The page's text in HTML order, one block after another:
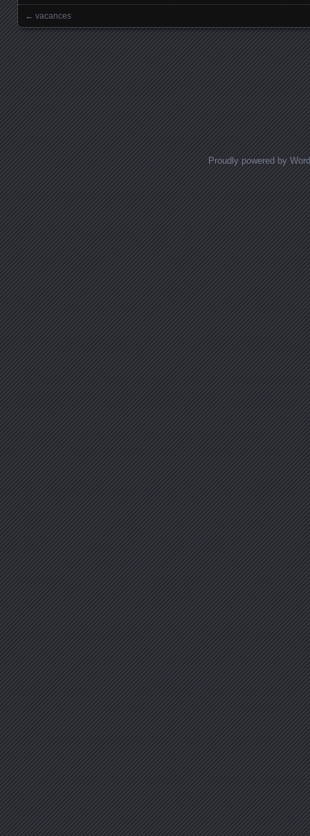
Posts navigation
← vacances
Proudly powered by